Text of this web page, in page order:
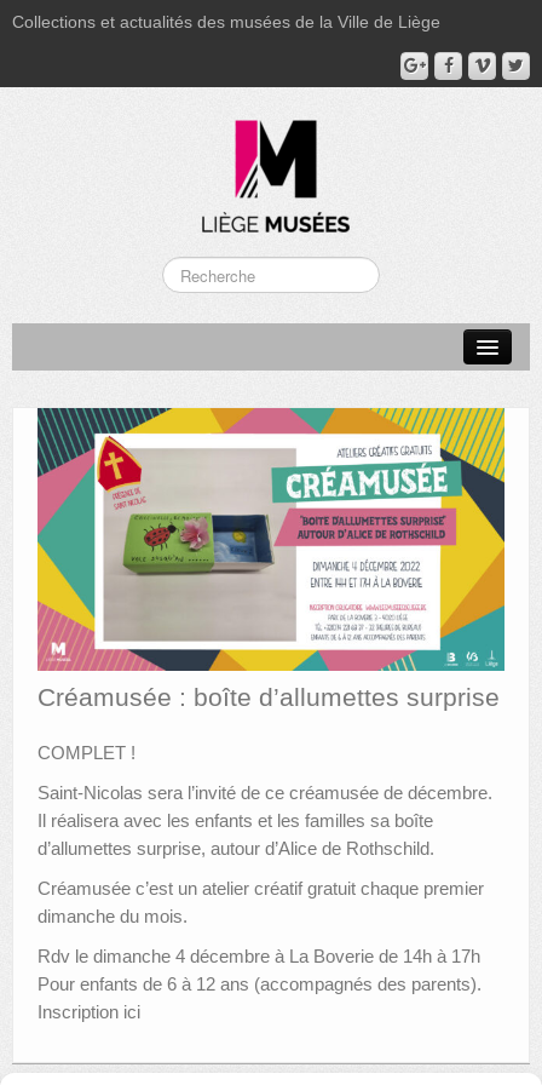
Collections et actualités des musées de la Ville de Liège
MUSÉE GRÉTRY
MUSÉE DU LUMINAIRE
FONDS PATRIMONIAUX
AUTRES LIEUX
ANIMATIONS DES MUSÉES
PUBLICATIONS
LE PORTAIL DES COLLECTIONS
Créamusée : boîte d’allumettes surprise
COMPLET !
Saint-Nicolas sera l’invité de ce créamusée de décembre.
Il réalisera avec les enfants et les familles sa boîte
d’allumettes surprise, autour d’Alice de Rothschild.
Créamusée c’est un atelier créatif gratuit chaque premier
dimanche du mois.
Rdv le dimanche 4 décembre à La Boverie de 14h à 17h
Pour enfants de 6 à 12 ans (accompagnés des parents).
Inscription ici